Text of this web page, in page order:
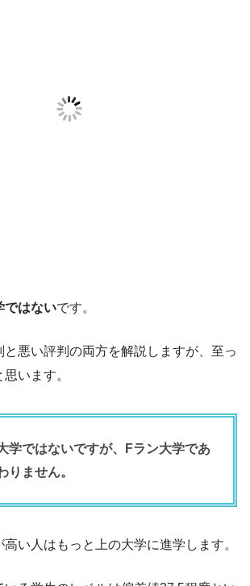
ではないです。
と悪い評判の両方を解説しますが、至っ
います。
学ではないですが、Fラン大学であ
りません。
い人はもっと上の大学に進学します。